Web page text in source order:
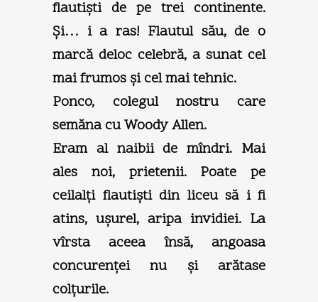
flautişti de pe trei continente.
Şi… i a ras! Flautul său, de o
marcă deloc celebră, a sunat cel
mai frumos şi cel mai tehnic.
Ponco, colegul nostru care
semăna cu Woody Allen.
Eram al naibii de mîndri. Mai
ales noi, prietenii. Poate pe
ceilalţi flautişti din liceu să i fi
atins, uşurel, aripa invidiei. La
vîrsta aceea însă, angoasa
concurenţei nu şi arătase
colţurile.